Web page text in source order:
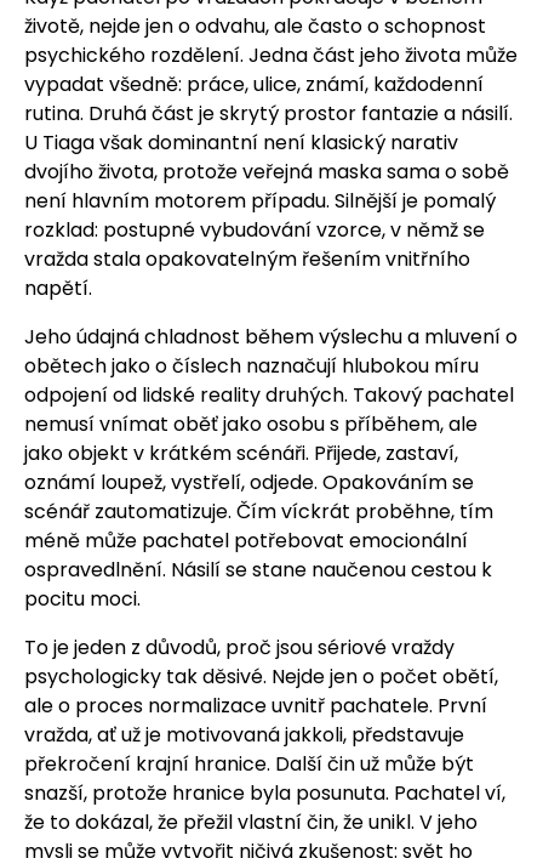
životě, nejde jen o odvahu, ale často o schopnost
psychického rozdělení. Jedna část jeho života může
vypadat všedně: práce, ulice, známí, každodenní
rutina. Druhá část je skrytý prostor fantazie a násilí.
U Tiaga však dominantní není klasický narativ
dvojího života, protože veřejná maska sama o sobě
není hlavním motorem případu. Silnější je pomalý
rozklad: postupné vybudování vzorce, v němž se
vražda stala opakovatelným řešením vnitřního
napětí.
Jeho údajná chladnost během výslechu a mluvení o
obětech jako o číslech naznačují hlubokou míru
odpojení od lidské reality druhých. Takový pachatel
nemusí vnímat oběť jako osobu s příběhem, ale
jako objekt v krátkém scénáři. Přijede, zastaví,
oznámí loupež, vystřelí, odjede. Opakováním se
scénář zautomatizuje. Čím víckrát proběhne, tím
méně může pachatel potřebovat emocionální
ospravedlnění. Násilí se stane naučenou cestou k
pocitu moci.
To je jeden z důvodů, proč jsou sériové vraždy
psychologicky tak děsivé. Nejde jen o počet obětí,
ale o proces normalizace uvnitř pachatele. První
vražda, ať už je motivovaná jakkoli, představuje
překročení krajní hranice. Další čin už může být
snazší, protože hranice byla posunuta. Pachatel ví,
že to dokázal, že přežil vlastní čin, že unikl. V jeho
mysli se může vytvořit ničivá zkušenost: svět ho